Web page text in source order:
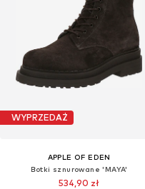
WYPRZEDAŻ
APPLE OF EDEN
Botki sznurowane 'MAYA'
534,90 zł